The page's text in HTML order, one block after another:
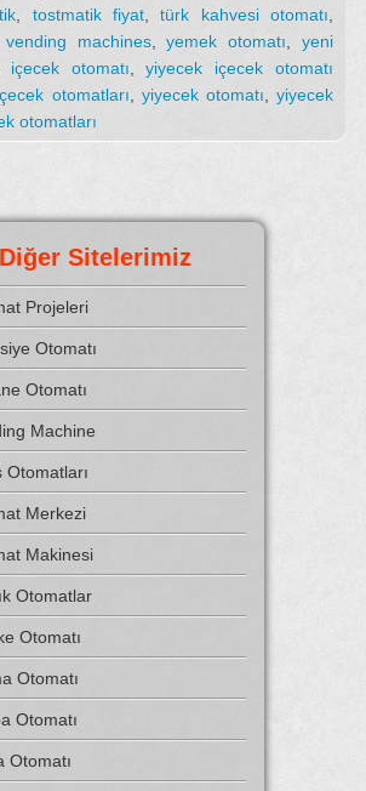
tostmatik fiyat ,türk kahvesi otomatı
vending machines,yemek otomatı ,yeni
içecek otomatı ,yiyecek içecek otomatı
otomatları yiyecek otomatı ,yiyecek
otomatları
Diğer Sitelerimiz
Projeleri
Otomatı
Otomatı
Machine
Otomatları
Merkezi
Makinesi
Otomatlar
Otomatı
Otomatı
Otomatı
Otomatı